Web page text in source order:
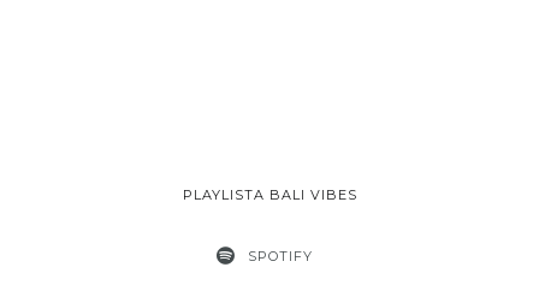
PLAYLISTA BALI VIBES
SPOTIFY